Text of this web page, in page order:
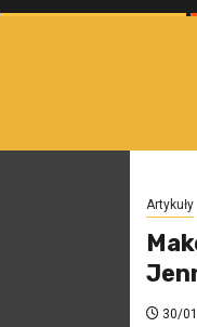
Artykuły
30/